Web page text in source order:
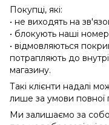
Покупці, які:
• не виходять на
• блокують наші
• відмовляються
потрапляють до
магазину.
Такі клієнти надалі
лише за умови повної
Ми залишаємо за